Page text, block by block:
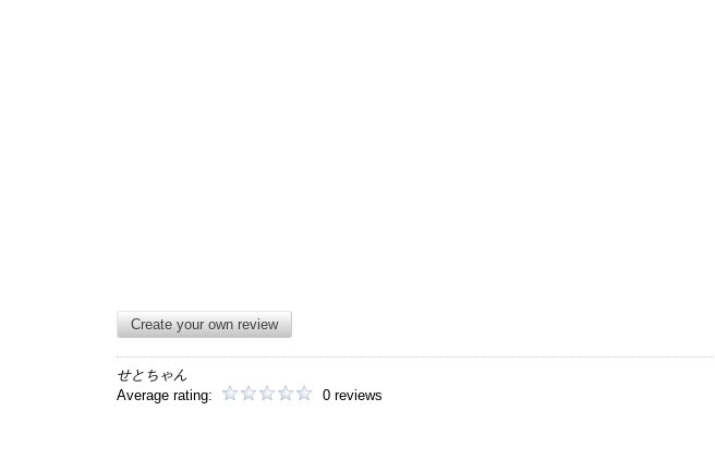
Create your own review
せとちゃん
Average rating:
0 reviews